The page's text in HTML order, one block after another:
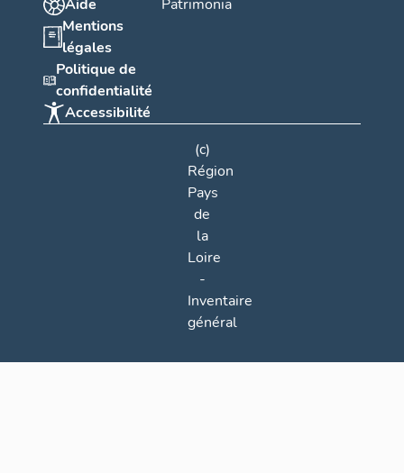
Aide
Mentions
légales
Politique de
confidentialité
Accessibilité
Patrimonia
(c)
Région
Pays
de
la
Loire
-
Inventaire
général